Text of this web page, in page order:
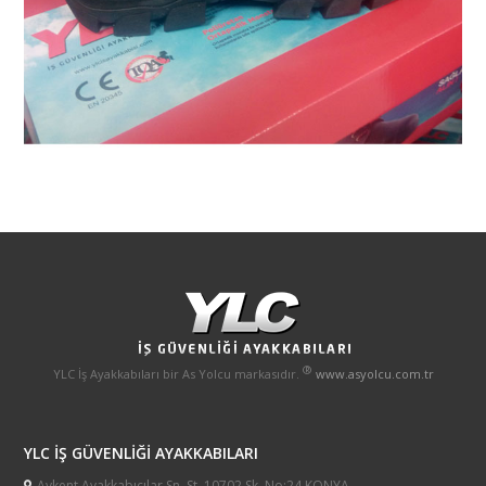
YLC İş Ayakkabıları bir As Yolcu markasıdır. ® www.asyolcu.com.tr
YLC İŞ GÜVENLİĞİ AYAKKABILARI